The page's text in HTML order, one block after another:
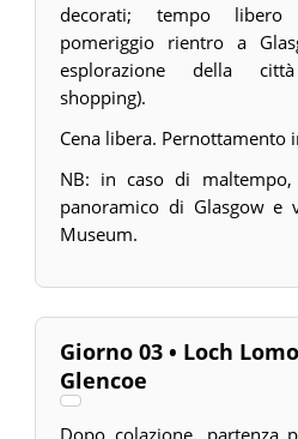
decorati; tempo
pomeriggio rientro a
esplorazione della
shopping).
Cena libera. Pernottamento
NB: in caso di
panoramico di Glasgow e
Museum.
Giorno 03 • Loch
Glencoe
Dopo colazione, partenza